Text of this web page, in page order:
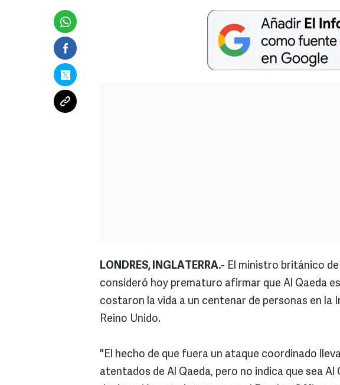
LONDRES, INGLATERRA.- El ministro británico
consideró hoy prematuro afirmar que Al Qaeda
costaron la vida a un centenar de personas en la
Reino Unido.
"El hecho de que fuera un ataque coordinado
atentados de Al Qaeda, pero no indica que sea Al